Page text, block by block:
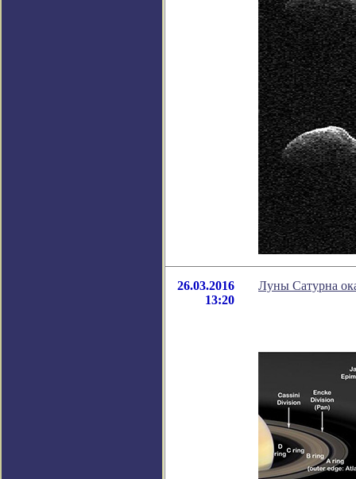
26.03.2016
13:20
Луны Сатурна